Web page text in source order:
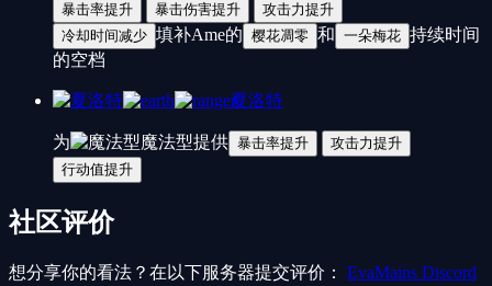
暴击率提升 暴击伤害提升
攻击力提升
冷却时间减少 填补Ame的 樱花凋零 和 一朵梅花 持续时间
的空档
夏洛特
为 魔法型提供 暴击率提升
攻击力提升
行动值提升
社区评价
想分享你的看法？在以下服务器提交评价： EvaMains Discord